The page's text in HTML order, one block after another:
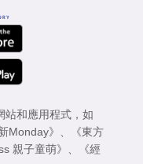
站和應用程式，如
Monday》 、
《東方
親子童萌》 、
《經